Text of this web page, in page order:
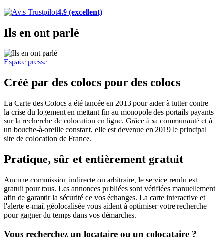
4.9 (excellent)
Ils en ont parlé
Espace presse
Créé par des colocs pour des colocs
La Carte des Colocs a été lancée en 2013 pour aider à lutter contre
la crise du logement en mettant fin au monopole des portails payants
sur la recherche de colocation en ligne. Grâce à sa communauté et à
un bouche-à-oreille constant, elle est devenue en 2019 le principal
site de colocation de France.
Pratique, sûr et entièrement gratuit
Aucune commission indirecte ou arbitraire, le service rendu est
gratuit pour tous. Les annonces publiées sont vérifiées manuellement
afin de garantir la sécurité de vos échanges. La carte interactive et
l'alerte e-mail géolocalisée vous aident à optimiser votre recherche
pour gagner du temps dans vos démarches.
Vous recherchez un locataire ou un colocataire ?